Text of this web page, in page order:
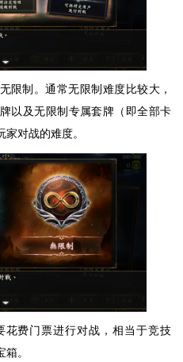
限制。通常无限制难度比较大，
以及无限制专属套牌（即全部卡
对战的难度。
花费门票进行对战，相当于竞技
。